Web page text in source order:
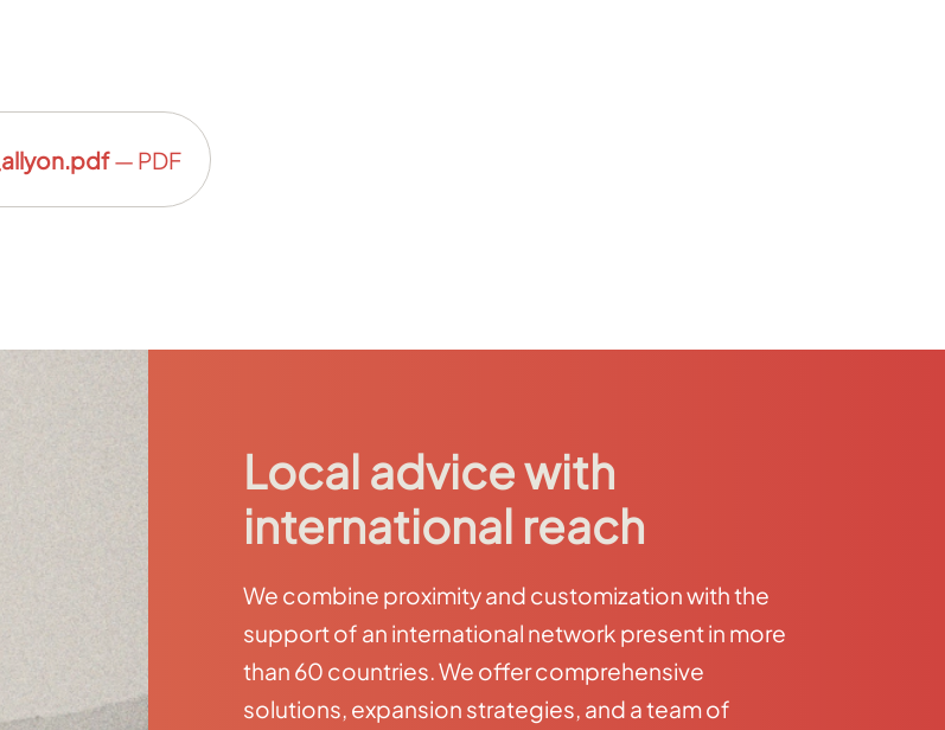
— PDF
Local advice with
international reach
We combine proximity and customization with the
support of an international network present in more
than 60 countries. We offer comprehensive
solutions, expansion strategies, and a team of